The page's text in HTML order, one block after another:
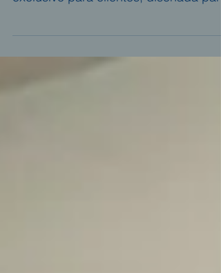
plataforma privada de acceso
comunicación entre las
y el equipo técnico de la firma.